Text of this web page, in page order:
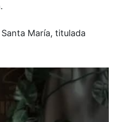
María, titulada